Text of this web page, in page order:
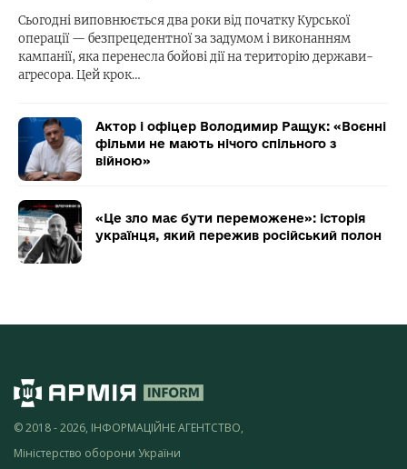
Сьогодні виповнюється два роки від початку Курської
операції — безпрецедентної за задумом і виконанням
кампанії, яка перенесла бойові дії на територію держави-
агресора. Цей крок…
Актор і офіцер Володимир Ращук: «Воєнні
фільми не мають нічого спільного з
війною»
«Це зло має бути переможене»: історія
українця, який пережив російський полон
© 2018 - 2026, ІНФОРМАЦІЙНЕ АГЕНТСТВО,
Міністерство оборони України